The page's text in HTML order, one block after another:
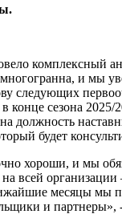
и мы
следующих
конце сезона
должность
будет
хороши, и мы
всей
месяцы мы
и партнеры», -